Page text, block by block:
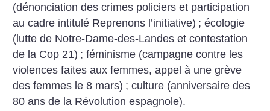
(dénonciation des crimes policiers et participation
au cadre intitulé Reprenons l’initiative) ; écologie
(lutte de Notre-Dame-des-Landes et contestation
de la Cop 21) ; féminisme (campagne contre les
violences faites aux femmes, appel à une grève
des femmes le 8 mars) ; culture (anniversaire des
80 ans de la Révolution espagnole).